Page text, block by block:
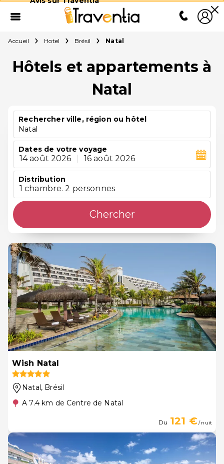
Accueil Hotel Brésil Natal
Hôtels et appartements à
Natal
Rechercher ville, région ou hôtel
Natal
Dates de votre voyage
14 août 2026 16 août 2026
Distribution
1 chambre. 2 personnes
Chercher
Wish Natal
Natal, Brésil
A 7.4 km de Centre de Natal
Du 121 €/ nuit